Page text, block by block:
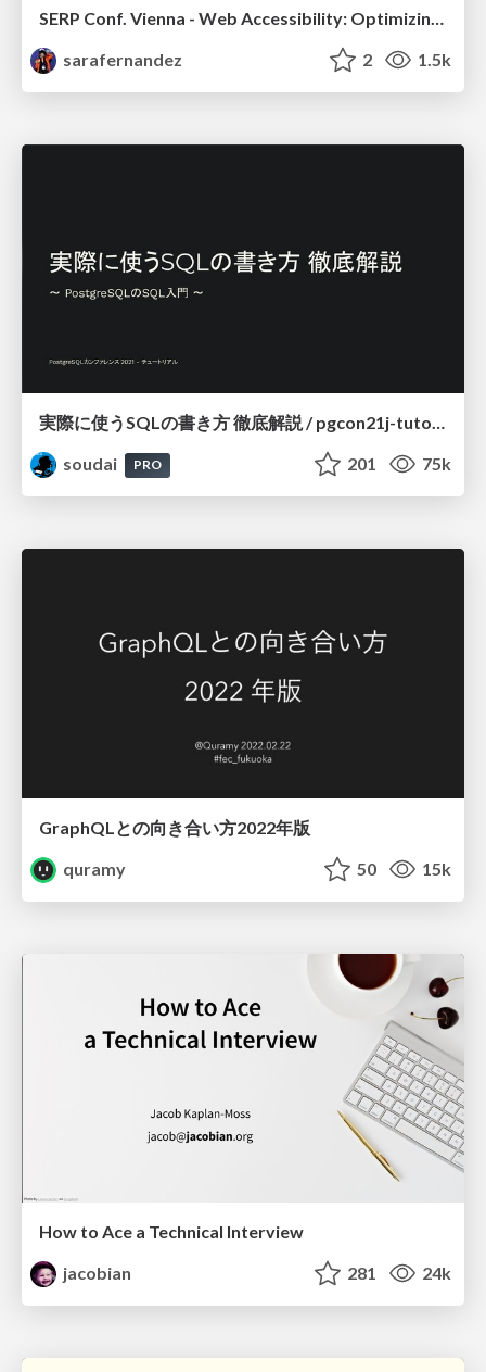
SERP Conf. Vienna - Web Accessibility: Optimizing for Inclusivity and SEO
sarafernandez
2 1.5k
実際に使うSQLの書き方 徹底解説 / pgcon21j-tutorial
soudai
PRO 201 75k
GraphQLとの向き合い方2022年版
quramy
50 15k
How to Ace a Technical Interview
jacobian
281 24k